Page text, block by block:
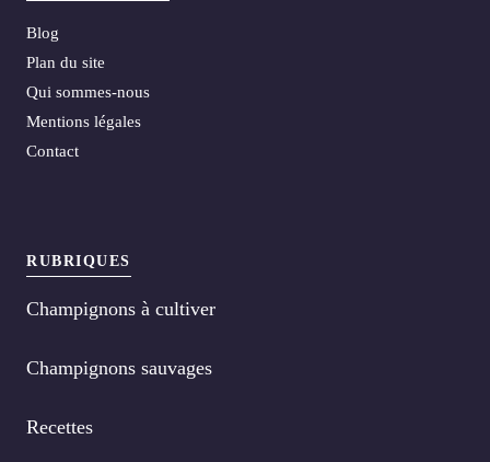
Blog
Plan du site
Qui sommes-nous
Mentions légales
Contact
RUBRIQUES
Champignons à cultiver
Champignons sauvages
Recettes